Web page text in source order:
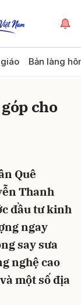
Bản làng
cho
Quê
Thanh
đầu tư kinh
ngay
say sưa
nghệ cao
một số địa